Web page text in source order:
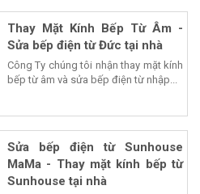
Thay Mặt Kính Bếp Từ Âm -
Sửa bếp điện từ Đức tại nhà
Công Ty chúng tôi nhận thay mặt kính
bếp từ âm và sửa bếp điện từ nhập...
Sửa bếp điện từ Sunhouse
MaMa - Thay mặt kính bếp từ
Sunhouse tại nhà